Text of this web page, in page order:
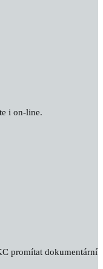
i on-line.
promítat dokumentární